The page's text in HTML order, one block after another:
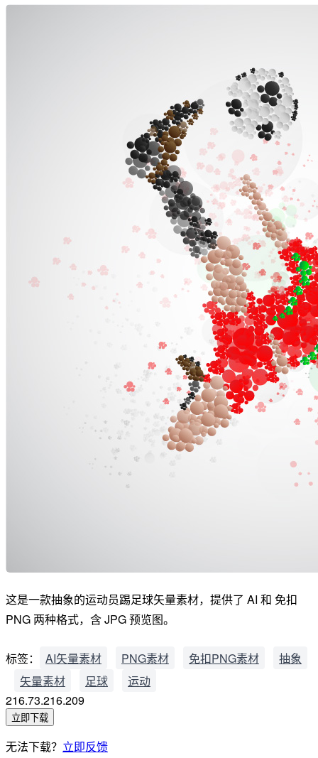
这是一款抽象的运动员踢足球矢量素材，提供了 AI 和 免扣
PNG 两种格式，含 JPG 预览图。
标签： AI矢量素材 PNG素材 免扣PNG素材
抽象
矢量素材
足球
运动
216.73.216.209
立即下载
无法下载？ 立即反馈